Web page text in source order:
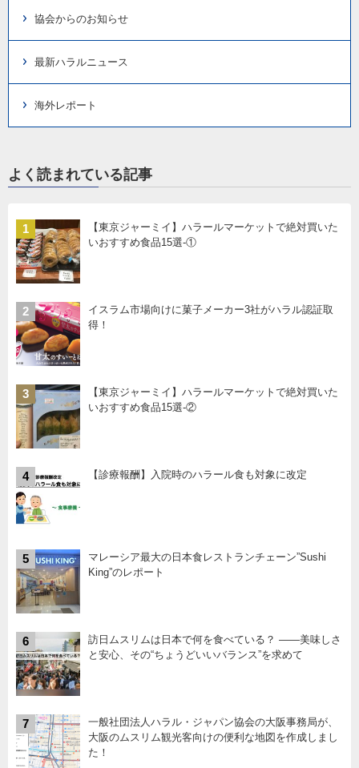
協会からのお知らせ
最新ハラルニュース
海外レポート
よく読まれている記事
1
【東京ジャーミイ】ハラールマーケットで絶対買いた
いおすすめ食品15選-①
2
イスラム市場向けに菓子メーカー3社がハラル認証取
得！
3
【東京ジャーミイ】ハラールマーケットで絶対買いた
いおすすめ食品15選-②
4 【診療報酬】入院時のハラール食も対象に改定
5
マレーシア最大の日本食レストランチェーン”Sushi
King”のレポート
6
訪日ムスリムは日本で何を食べている？ ――美味しさ
と安心、その“ちょうどいいバランス”を求めて
7
一般社団法人ハラル・ジャパン協会の大阪事務局が、
大阪のムスリム観光客向けの便利な地図を作成しまし
た！